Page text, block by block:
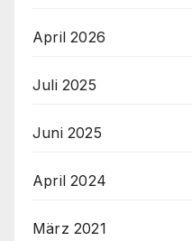
April 2026
Juli 2025
Juni 2025
April 2024
März 2021